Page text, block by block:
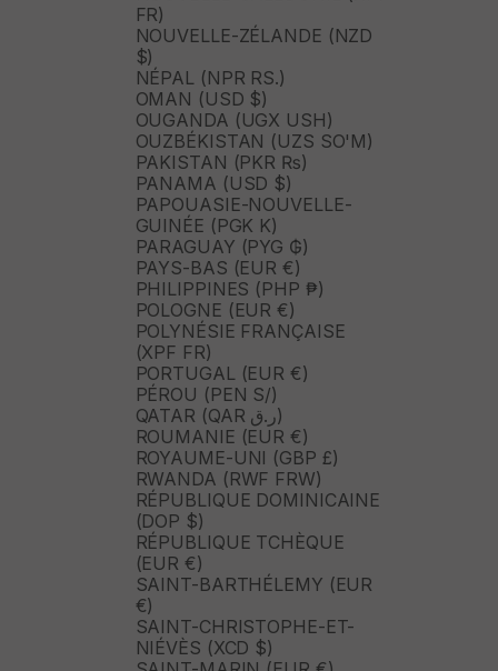
FR)
NOUVELLE-ZÉLANDE (NZD
$)
NÉPAL (NPR RS.)
OMAN (USD $)
OUGANDA (UGX USH)
OUZBÉKISTAN (UZS SO'M)
PAKISTAN (PKR ₨)
PANAMA (USD $)
PAPOUASIE-NOUVELLE-
GUINÉE (PGK K)
PARAGUAY (PYG ₲)
PAYS-BAS (EUR €)
PHILIPPINES (PHP ₱)
POLOGNE (EUR €)
POLYNÉSIE FRANÇAISE
(XPF FR)
PORTUGAL (EUR €)
PÉROU (PEN S/)
QATAR (QAR ر.ق)
ROUMANIE (EUR €)
ROYAUME-UNI (GBP £)
RWANDA (RWF FRW)
RÉPUBLIQUE DOMINICAINE
(DOP $)
RÉPUBLIQUE TCHÈQUE
(EUR €)
SAINT-BARTHÉLEMY (EUR
€)
SAINT-CHRISTOPHE-ET-
NIÉVÈS (XCD $)